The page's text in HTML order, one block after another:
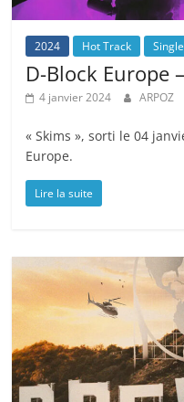
2024 Hot Track
D-Block Europe
4 janvier 2024 ARPOZ
« Skims », sorti le 04
Europe.
Lire la suite